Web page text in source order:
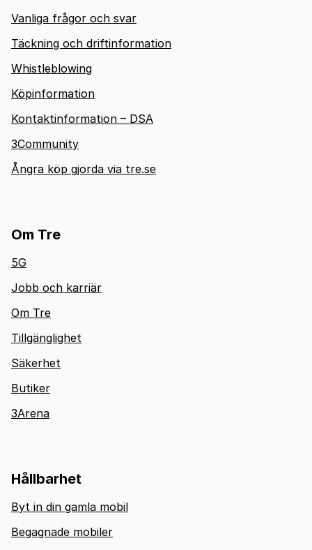
Vanliga frågor och svar
Täckning och driftinformation
Whistleblowing
Köpinformation
Kontaktinformation – DSA
3Community
Ångra köp gjorda via tre.se
Om Tre
5G
Jobb och karriär
Om Tre
Tillgänglighet
Säkerhet
Butiker
3Arena
Hållbarhet
Byt in din gamla mobil
Begagnade mobiler